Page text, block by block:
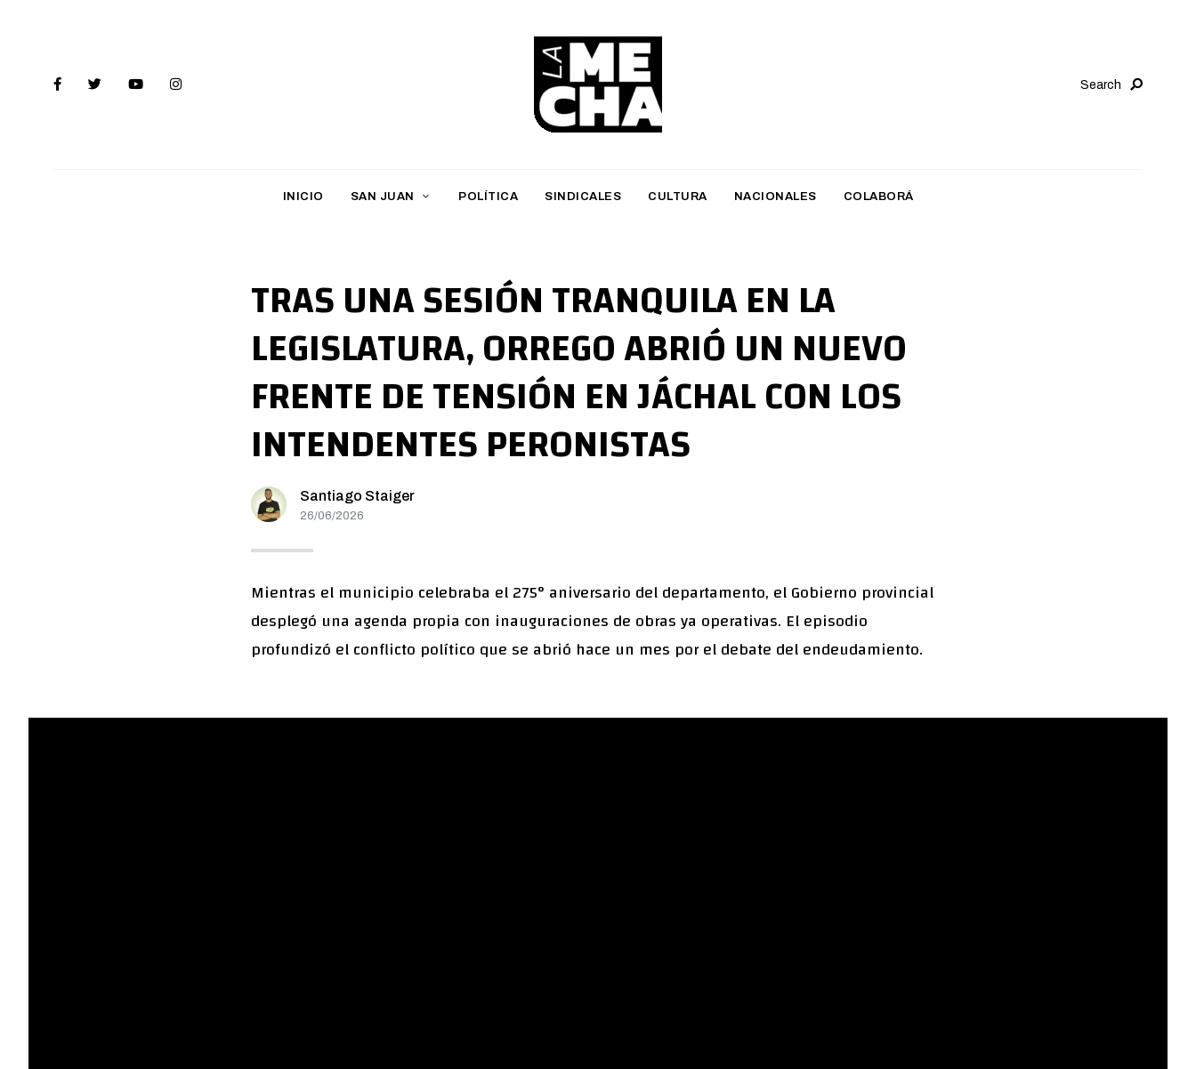
a
M
h
a
Search
INICIO SAN JUAN POLÍTICA SINDICALES CULTURA NACIONALES COLABORÁ
TRAS UNA SESIÓN TRANQUILA EN LA
LEGISLATURA, ORREGO ABRIÓ UN NUEVO
FRENTE DE TENSIÓN EN JÁCHAL CON LOS
INTENDENTES PERONISTAS
Santiago Staiger
26/06/2026
Mientras el municipio celebraba el 275° aniversario del departamento, el Gobierno provincial
desplegó una agenda propia con inauguraciones de obras ya operativas. El episodio
profundizó el conflicto político que se abrió hace un mes por el debate del endeudamiento.